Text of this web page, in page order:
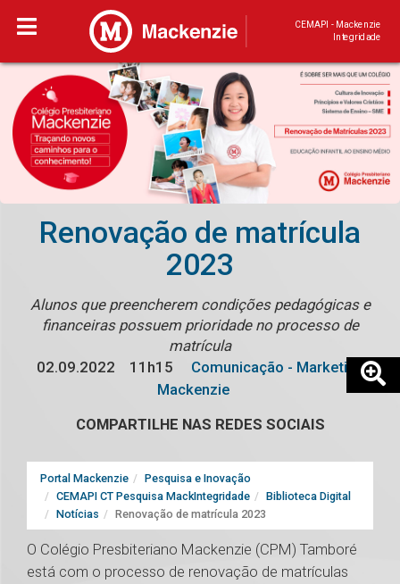
CEMAPI - Mackenzie
Integridade
Renovação de matrícula
2023
Alunos que preencherem condições pedagógicas e
financeiras possuem prioridade no processo de
matrícula
02.09.2022
11h15
Comunicação - Marketing
Mackenzie
COMPARTILHE NAS REDES SOCIAIS
Portal Mackenzie
Pesquisa e Inovação
CEMAPI CT Pesquisa MackIntegridade
Biblioteca Digital
Notícias
Renovação de matrícula 2023
O Colégio Presbiteriano Mackenzie (CPM) Tamboré
está com o processo de renovação de matrículas